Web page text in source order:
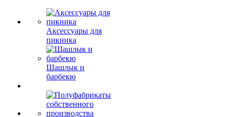
Аксессуары для
пикника
Шашлык и
барбекю